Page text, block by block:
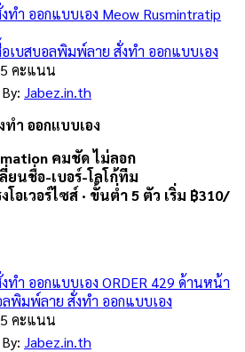
อเบสบอลพิมพ์ลาย สั่งทำ ออกแบบเอง
คะแนน
Jabez.in.th
ำ ออกแบบเอง
คมชัด ไม่ลอก
ยนชื่อ-เบอร์-โลโก้ทีม
โอเวอร์ไซส์ · ขั้นต่ำ 5 ตัว เริ่ม ฿310/
ลพิมพ์ลาย สั่งทำ ออกแบบเอง
คะแนน
Jabez.in.th